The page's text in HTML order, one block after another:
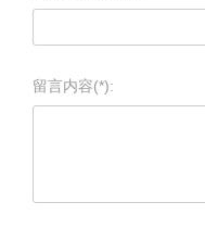
留言内容(*):